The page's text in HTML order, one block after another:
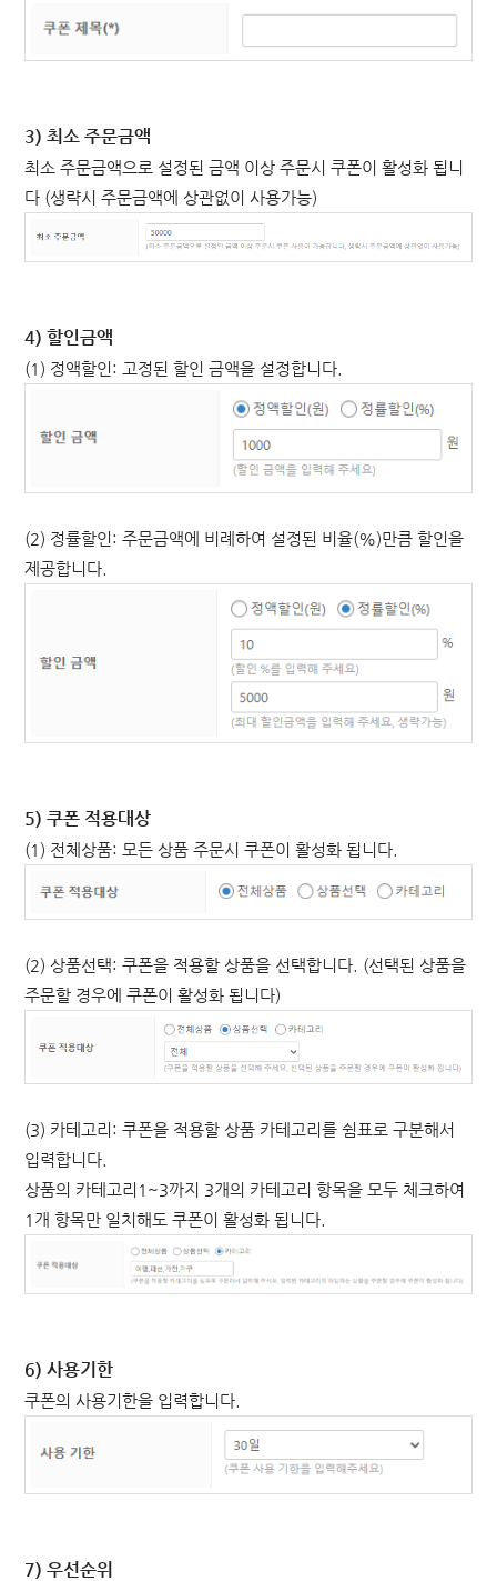
3) 최소 주문금액
최소 주문금액으로 설정된 금액 이상 주문시 쿠폰이 활성화 됩니
다 (생략시 주문금액에 상관없이 사용가능)
4) 할인금액
(1) 정액할인: 고정된 할인 금액을 설정합니다.
(2) 정률할인: 주문금액에 비례하여 설정된 비율(%)만큼 할인을
제공합니다.
5) 쿠폰 적용대상
(1) 전체상품: 모든 상품 주문시 쿠폰이 활성화 됩니다.
(2) 상품선택: 쿠폰을 적용할 상품을 선택합니다. (선택된 상품을
주문할 경우에 쿠폰이 활성화 됩니다)
(3) 카테고리: 쿠폰을 적용할 상품 카테고리를 쉼표로 구분해서
입력합니다.
상품의 카테고리1~3까지 3개의 카테고리 항목을 모두 체크하여
1개 항목만 일치해도 쿠폰이 활성화 됩니다.
6) 사용기한
쿠폰의 사용기한을 입력합니다.
7) 우선순위